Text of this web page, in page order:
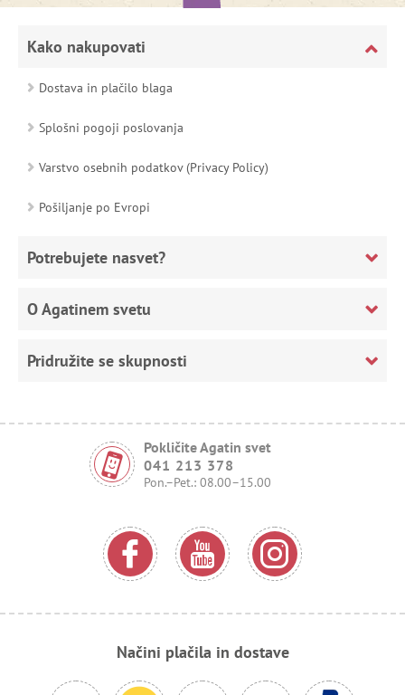
Kako nakupovati
Dostava in plačilo blaga
Splošni pogoji poslovanja
Varstvo osebnih podatkov (Privacy Policy)
Pošiljanje po Evropi
Potrebujete nasvet?
O Agatinem svetu
Pridružite se skupnosti
Pokličite Agatin svet
041 213 378
Pon.–Pet.: 08.00–15.00
Načini plačila in dostave